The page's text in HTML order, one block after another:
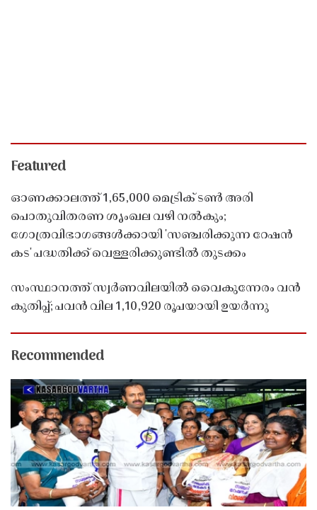
Featured
ഓണക്കാലത്ത് 1,65,000 മെട്രിക് ടൺ അരി
പൊതുവിതരണ ശൃംഖല വഴി നൽകും;
ഗോത്രവിഭാഗങ്ങൾക്കായി 'സഞ്ചരിക്കുന്ന റേഷൻ
കട' പദ്ധതിക്ക് വെള്ളരിക്കുണ്ടിൽ തുടക്കം
സംസ്ഥാനത്ത് സ്വർണവിലയിൽ വൈകുന്നേരം വൻ
കുതിപ്പ്; പവൻ വില 1,10,920 രൂപയായി ഉയർന്നു
Recommended